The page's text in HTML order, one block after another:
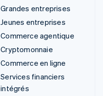
Grandes entreprises
Jeunes entreprises
Commerce agentique
Cryptomonnaie
Commerce en ligne
Services financiers
intégrés